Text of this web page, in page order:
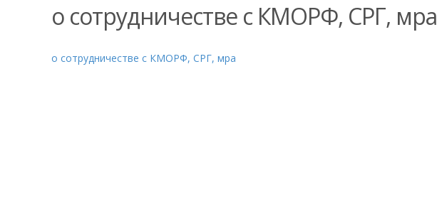
о сотрудничестве с КМОРФ, СРГ, мра
о сотрудничестве с КМОРФ, СРГ, мра